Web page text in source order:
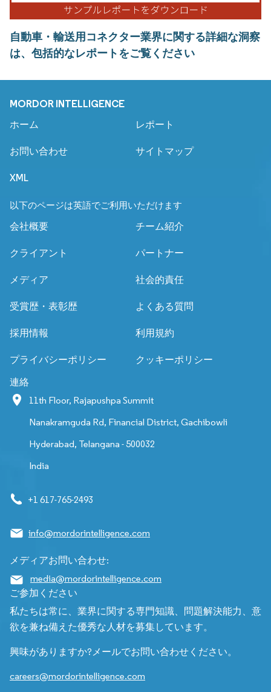
自動車・輸送用コネクター業界に関する詳細な洞察
は、包括的なレポートをご覧ください
MORDOR INTELLIGENCE
ホーム レポート
お問い合わせ サイトマップ
XML
以下のページは英語でご利用いただけます
会社概要 チーム紹介
クライアント パートナー
メディア 社会的責任
受賞歴・表彰歴 よくある質問
採用情報 利用規約
プライバシーポリシー クッキーポリシー
連絡
11th Floor, Rajapushpa Summit
Nanakramguda Rd, Financial District, Gachibowli
Hyderabad, Telangana - 500032
India
+1 617-765-2493
info@mordorintelligence.com
メディアお問い合わせ:
media@mordorintelligence.com
ご参加ください
私たちは常に、業界に関する専門知識、問題解決能力、意
欲を兼ね備えた優秀な人材を募集しています。
興味がありますか?メールでお問い合わせください。
careers@mordorintelligence.com